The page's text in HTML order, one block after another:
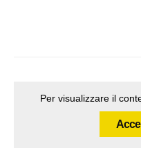
Per visualizzare il